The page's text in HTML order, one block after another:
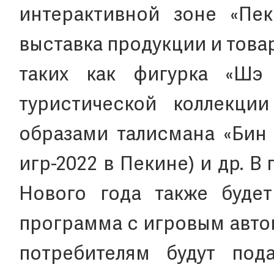
интерактивной зоне
выставка продукции и
таких как фигурка «Шэ
туристической
образами талисмана
игр-2022 в Пекине) и др. В
Нового года также
программа с игровым
потребителям будут